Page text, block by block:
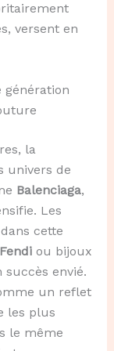
versent en
la
univers de
Balenciaga,
Les
cette
Fendiou bijoux
envié.
un reflet
les plus
le même